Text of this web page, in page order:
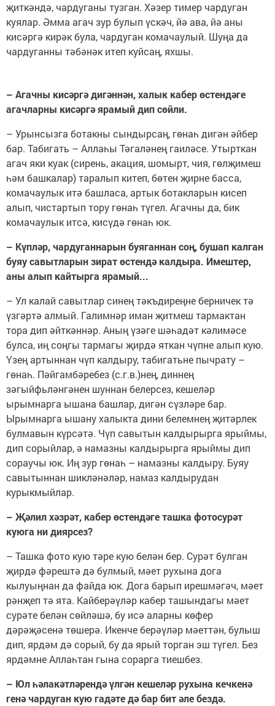
җиткәндә, чардуганы тузган. Хәзер тимер чардуган
куялар. Әмма агач зур булып үскәч, йә ава, йә аны
кисәргә кирәк була, чардуган комачаулый. Шуңа да
чардуганны тәбәнәк итеп куйсаң, яхшы.
– Агачны кисәргә дигәннән, халык кабер өстендәге
агачларны кисәргә ярамый дип сөйли.
– Урынсызга ботакны сындырсаң, гөнаһ дигән әйбер
бар. Табигать – Аллаһы Тәгаләнең гаиләсе. Утырткан
агач яки куак (сирень, акация, шомырт, чия, гөлҗимеш
һәм башкалар) таралып китеп, бөтен җирне басса,
комачаулык итә башласа, артык ботакларын кисеп
алып, чистартып тору гөнаһ түгел. Агачны да, бик
комачаулык итсә, кисүдә гөнаһ юк.
– Күпләр, чардуганнарын буяганнан соң, бушап калган
буяу савытларын зират өстендә калдыра. Имештер,
аны алып кайтырга ярамый...
– Ул калай савытлар синең тәкъдиреңне берничек тә
үзгәртә алмый. Галимнәр иман җитмеш тармактан
тора дип әйткәннәр. Аның үзәге шәһадәт кәлимәсе
булса, иң соңгы тармагы җирдә яткан чүпне алып кую.
Үзең артыннан чүп калдыру, табигатьне пычрату –
гөнаһ. Пәйгамбәребез (с.г.в.)нең, диннең
зәгыйфьләнгәнен шуннан белерсез, кешеләр
ырымнарга ышана башлар, дигән сүзләре бар.
Ырымнарга ышану халыкта дини белемнең җитәрлек
булмавын күрсәтә. Чүп савытын калдырырга ярыймы,
дип сорыйлар, ә намазны калдырырга ярыймы дип
сораучы юк. Иң зур гөнаһ – намазны калдыру. Буяу
савытыннан шикләнәләр, намаз калдырудан
курыкмыйлар.
– Җәлил хәзрәт, кабер өстендәге ташка фотосурәт
куюга ни диярсез?
– Ташка фото кую тәре кую белән бер. Сурәт булган
җирдә фәрештә дә булмый, мәет рухына дога
кылуыңнан да файда юк. Дога барып ирешмәгәч, мәет
рәнҗеп тә ята. Кайберәүләр кабер ташындагы мәет
сурәте белән сөйләшә, бу исә аларны көфер
дәрәҗәсенә төшерә. Икенче берәүләр мәеттән, булыш
дип, ярдәм дә сорый, бу да ярый торган эш түгел. Без
ярдәмне Аллаһтан гына сорарга тиешбез.
– Юл һәлакәтләрендә үлгән кешеләр рухына кечкенә
генә чардуган кую гадәте дә бар бит әле бездә.